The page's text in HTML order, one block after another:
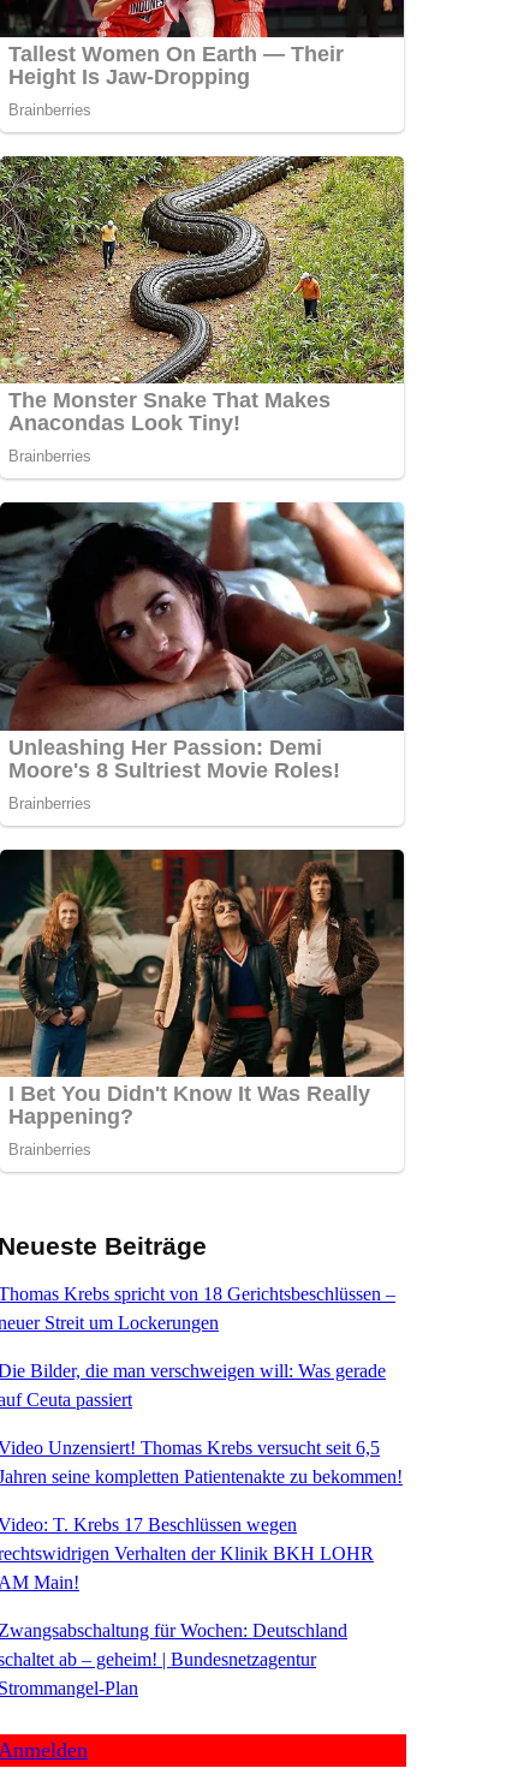
Neueste Beiträge
Krebs spricht von 18 Gerichtsbeschlüssen –
Streit um Lockerungen
Bilder, die man verschweigen will: Was gerade
Ceuta passiert
Unzensiert! Thomas Krebs versucht seit 6,5
seine kompletten Patientenakte zu bekommen!
T. Krebs 17 Beschlüssen wegen
Verhalten der Klinik BKH LOHR
Main!
für Wochen: Deutschland
ab – geheim! | Bundesnetzagentur
Strommangel-Plan